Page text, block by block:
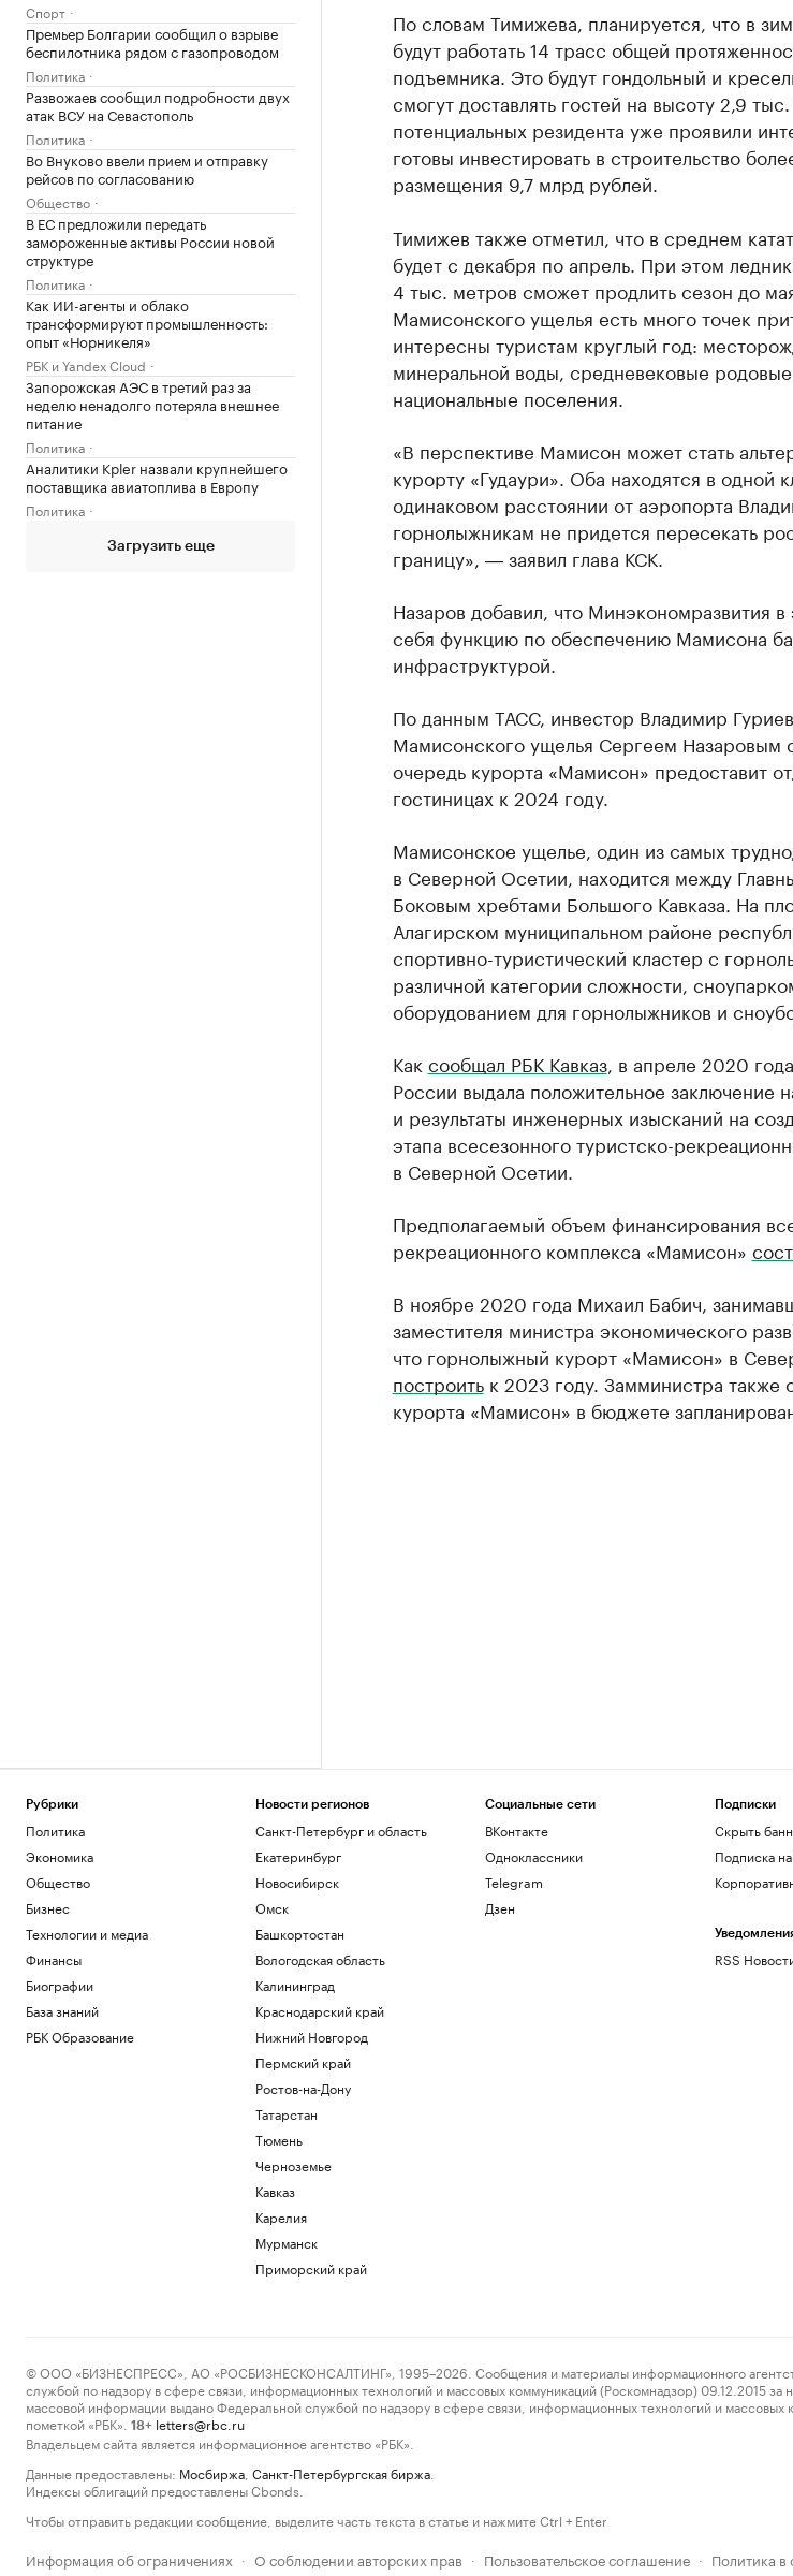
Спорт
Премьер Болгарии сообщил о взрыве
беспилотника рядом с газопроводом
Политика
Развожаев сообщил подробности двух
атак ВСУ на Севастополь
Политика
Во Внуково ввели прием и отправку
рейсов по согласованию
Общество
В ЕС предложили передать
замороженные активы России новой
структуре
Политика
Как ИИ-агенты и облако
трансформируют промышленность:
опыт «Норникеля»
РБК и Yandex Cloud
Запорожская АЭС в третий раз за
неделю ненадолго потеряла внешнее
питание
Политика
Аналитики Kpler назвали крупнейшего
поставщика авиатоплива в Европу
Политика
Загрузить еще
По словам Тимижева, планируется, что в
будут работать 14 трасс общей
подъемника. Это будут гондольный и
смогут доставлять гостей на высоту 2,9
потенциальных резидента уже проявили
готовы инвестировать в строительство
размещения 9,7 млрд рублей.
Тимижев также отметил, что в среднем
будет с декабря по апрель. При этом
4 тыс. метров сможет продлить сезон до
Мамисонского ущелья есть много точек
интересны туристам круглый год:
минеральной воды, средневековые
национальные поселения.
«В перспективе Мамисон может стать
курорту «Гудаури». Оба находятся в одной
одинаковом расстоянии от аэропорта
горнолыжникам не придется пересекать
границу», ― заявил глава КСК.
Назаров добавил, что Минэкономразвития
себя функцию по обеспечению Мамисона
инфраструктурой.
По данным ТАСС, инвестор Владимир
Мамисонского ущелья Сергеем Назаровым
очередь курорта «Мамисон» предоставит
гостиницах к 2024 году.
Мамисонское ущелье, один из самых
в Северной Осетии, находится между
Боковым хребтами Большого Кавказа. На
Алагирском муниципальном районе
спортивно-туристический кластер с
различной категории сложности,
оборудованием для горнолыжников и
Как сообщал РБК Кавказ, в апреле 2020
России выдала положительное заключение
и результаты инженерных изысканий на
этапа всесезонного туристско-
в Северной Осетии.
Предполагаемый объем финансирования
рекреационного комплекса «Мамисон»
В ноябре 2020 года Михаил Бабич,
заместителя министра экономического
что горнолыжный курорт «Мамисон» в
построитьк 2023 году. Замминистра также
курорта «Мамисон» в бюджете
Рубрики
Политика
Экономика
Общество
Бизнес
Технологии и медиа
Финансы
Биографии
База знаний
РБК Образование
Новости регионов
Санкт-Петербург и область
Екатеринбург
Новосибирск
Омск
Башкортостан
Вологодская область
Калининград
Краснодарский край
Нижний Новгород
Пермский край
Ростов-на-Дону
Татарстан
Тюмень
Черноземье
Кавказ
Карелия
Мурманск
Приморский край
Социальные сети
ВКонтакте
Одноклассники
Telegram
Дзен
Подписки
Скрыть
Подписка
RSS
© ООО «БИЗНЕСПРЕСС», АО «РОСБИЗНЕСКОНСАЛТИНГ», 1995–2026. Сообщения и материалы информационного
службой по надзору в сфере связи, информационных технологий и массовых коммуникаций (Роскомнадзор) 09.12.2015
массовой информации выдано Федеральной службой по надзору в сфере связи, информационных технологий и
пометкой «РБК».
18+ letters@rbc.ru
Владельцем сайта является информационное агентство «РБК».
Данные предоставлены: Мосбиржа Санкт-Петербургская биржа
Индексы облигаций предоставлены Cbonds.
Чтобы отправить редакции сообщение, выделите часть текста в статье и нажмите Ctrl + Enter
Информация об ограничениях · О соблюдении авторских прав · Пользовательское соглашение · Политика